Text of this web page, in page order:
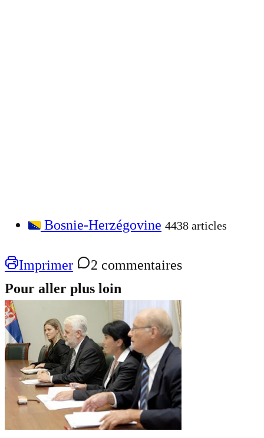
Bosnie-Herzégovine 4438 articles
Imprimer
2 commentaires
Pour aller plus loin